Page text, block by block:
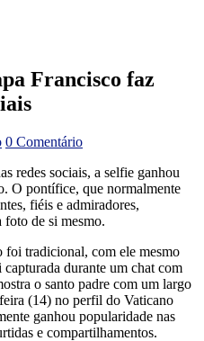
Francisco faz
0 Comentário
redes sociais, a selfie ganhou
O pontífice, que normalmente
fiéis e admiradores,
foto de si mesmo.
foi tradicional, com ele mesmo
durante um chat com
o santo padre com um largo
(14) no perfil do Vaticano
ganhou popularidade nas
e compartilhamentos.